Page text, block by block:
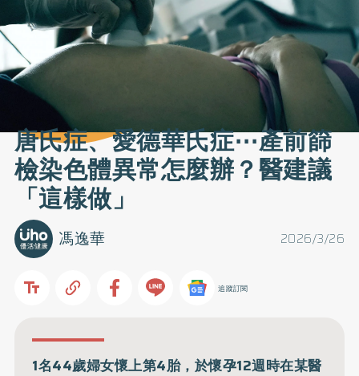
唐氏症、愛德華氏症⋯產前篩
檢染色體異常怎麼辦？醫建議
「這樣做」
2026/3/26
馮逸華
追蹤訂閱
1名44歲婦女懷上第4胎，於懷孕12週時在某醫